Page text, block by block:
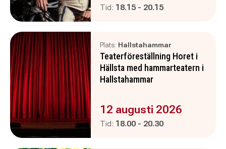
Tid: Pågår mellan
18.15 - och
20.15
Plats: Hallstahammar
Teaterföreställning Horet i
Hällsta med hammarteatern i
Hallstahammar
Evenemanget är :
12 augusti 2026
Tid: Pågår mellan
18.00 - och
20.30